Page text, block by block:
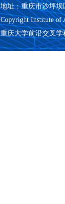
地址：重庆市沙坪坝
Copyright Institute of
重庆大学前沿交叉